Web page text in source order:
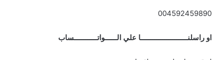
004592459890
او راسلنــــــــــــــــــــــــا علي الــــــواتــــــــــــساب